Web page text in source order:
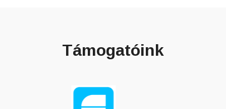
Támogatóink